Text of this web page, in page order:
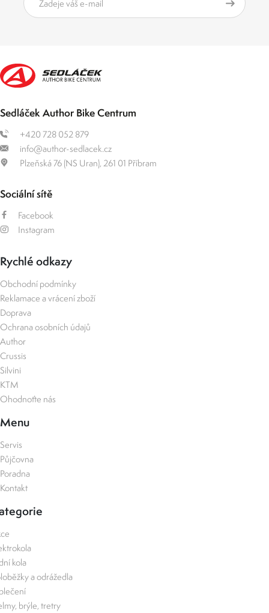
Sedláček Author Bike Centrum
+420 728 052 879
info@author-sedlacek.cz
Plzeňská 76 (NS Uran), 261 01 Příbram
Sociální sítě
Facebook
Instagram
Rychlé odkazy
Obchodní podmínky
Reklamace a vrácení zboží
Doprava
Ochrana osobních údajů
Author
Crussis
Silvini
KTM
Ohodnoťte nás
Menu
Servis
Půjčovna
Poradna
Kontakt
kola
a odrážedla
brýle, tretry